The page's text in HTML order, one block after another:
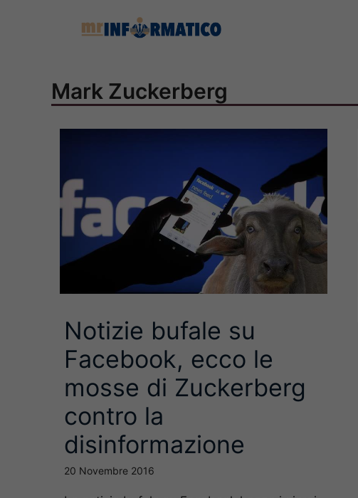
Mark Zuckerberg
Notizie bufale su
Facebook, ecco le
mosse di Zuckerberg
contro la
disinformazione
20 Novembre 2016